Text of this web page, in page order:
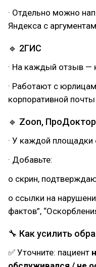
· Отдельно можно
Яндекса с
🔹 2ГИС
· На каждый отзыв —
· Работают с
корпоративной почты
🔹 Zoon,
· У каждой площадки
· Добавьте:
o скрин,
o ссылки на
фактов”,
🔧 Как усилить
✅ Уточните: пациент